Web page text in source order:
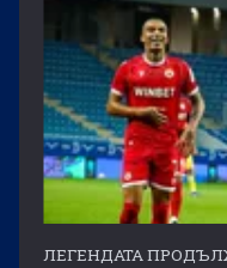
ЛЕГЕНДАТА